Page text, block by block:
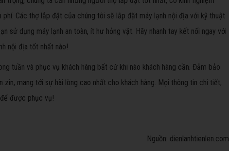
Các thợ lắp đặt của chúng tôi sẽ lắp đặt máy lạnh nội địa với kỹ thuật
sử dụng máy lạnh an toàn, ít hư hỏng vặt. Hãy nhanh tay kết nối ngay với
nội địa tốt nhất nào!
tuần và phục vụ khách hàng bất cứ khi nào khách hàng cần. Đảm bảo
zin, mang tới sự hài lòng cao nhất cho khách hàng. Mọi thông tin chi tiết,
được phục vụ!
Nguồn: dienlanhtienlen.com